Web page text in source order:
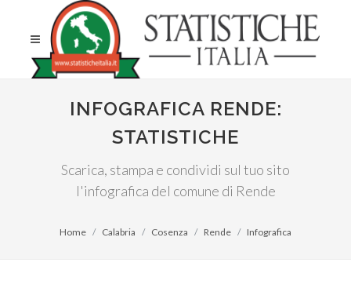
INFOGRAFICA RENDE:
STATISTICHE
Scarica, stampa e condividi sul tuo sito
l'infografica del comune di Rende
Home Calabria Cosenza Rende Infografica